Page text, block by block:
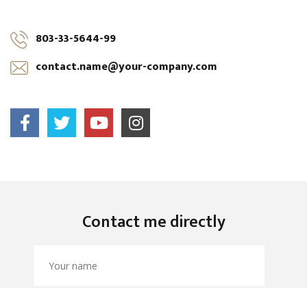
803-33-5644-99
contact.name@your-company.com
Contact me directly